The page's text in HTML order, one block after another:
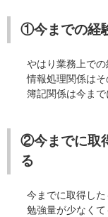
①今までの経
やはり業務上での
情報処理関係はそ
簿記関係は今まで
②今までに取
る
今までに取得した
勉強量が少なくて